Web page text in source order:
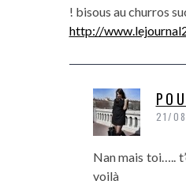
! bisous au churros
http://
21/
Nan mais toi…..
voilà